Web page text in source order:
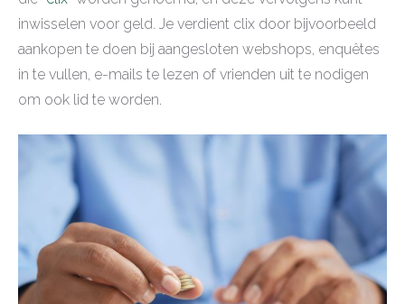
inwisselen voor geld. Je verdient clix door bijvoorbeeld
aankopen te doen bij aangesloten webshops, enquêtes
in te vullen, e-mails te lezen of vrienden uit te nodigen
om ook lid te worden.